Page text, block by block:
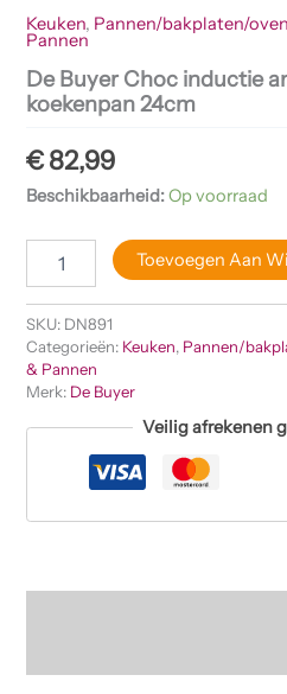
Keuken, Pannen/bakplaten/
Pannen
De Buyer Choc inductie
koekenpan 24cm
€82,99
Beschikbaarheid:Op voorraad
aantal
Toevoegen Aan
SKU: DN891
Categorieën: Keuken, Pannen/
& Pannen
Merk: De Buyer
Veilig afrekenen